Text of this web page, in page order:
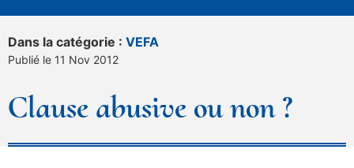
Dans la catégorie : VEFA
Publié le 11 Nov 2012
Clause abusive ou non ?